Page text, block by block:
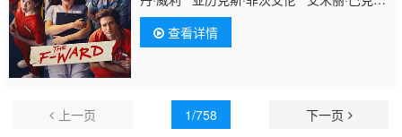
Annie Boyle Rishab Kern
查看详情
上一页 1/758 下一页